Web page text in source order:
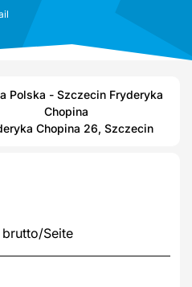
Polska - Szczecin Fryderyka
Chopina
Chopina 26, Szczecin
Seite